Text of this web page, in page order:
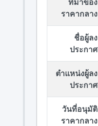
ที่มาของ
ราคากลาง
ชื่อผู้ลง
ประกาศ
ตำแหน่งผู้ลง
ประกาศ
วันที่อนุมัติ
ราคากลาง